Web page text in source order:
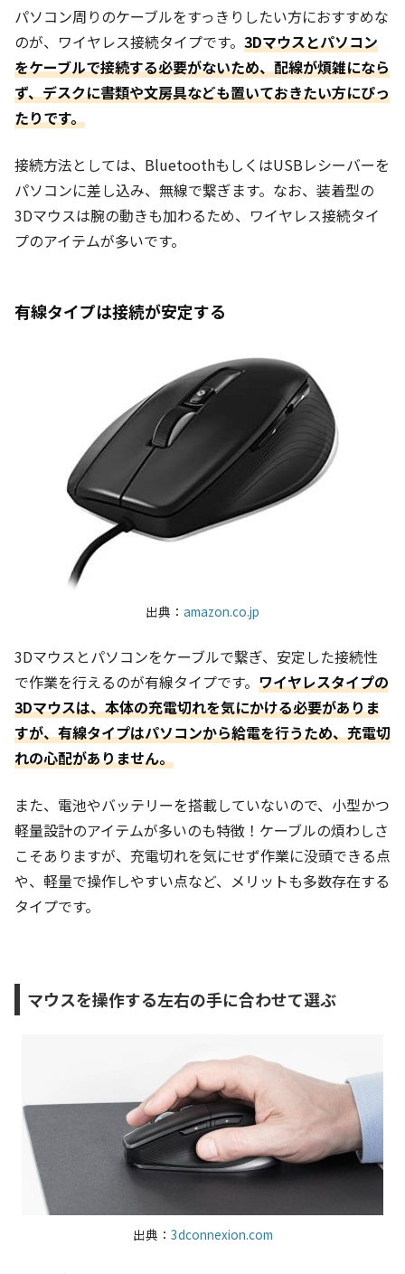
パソコン周りのケーブルをすっきりしたい方におすすめな
のが、ワイヤレス接続タイプです。 3Dマウスとパソコン
をケーブルで接続する必要がないため、配線が煩雑になら
ず、デスクに書類や文房具なども置いておきたい方にぴっ
たりです。
接続方法としては、BluetoothもしくはUSBレシーバーを
パソコンに差し込み、無線で繋ぎます。なお、装着型の
3Dマウスは腕の動きも加わるため、ワイヤレス接続タイ
プのアイテムが多いです。
有線タイプは接続が安定する
出典： amazon.co.jp
3Dマウスとパソコンをケーブルで繋ぎ、安定した接続性
で作業を行えるのが有線タイプです。 ワイヤレスタイプの
3Dマウスは、本体の充電切れを気にかける必要がありま
すが、有線タイプはパソコンから給電を行うため、充電切
れの心配がありません。
また、電池やバッテリーを搭載していないので、小型かつ
軽量設計のアイテムが多いのも特徴！ケーブルの煩わしさ
こそありますが、充電切れを気にせず作業に没頭できる点
や、軽量で操作しやすい点など、メリットも多数存在する
タイプです。
マウスを操作する左右の手に合わせて選ぶ
出典： 3dconnexion.com